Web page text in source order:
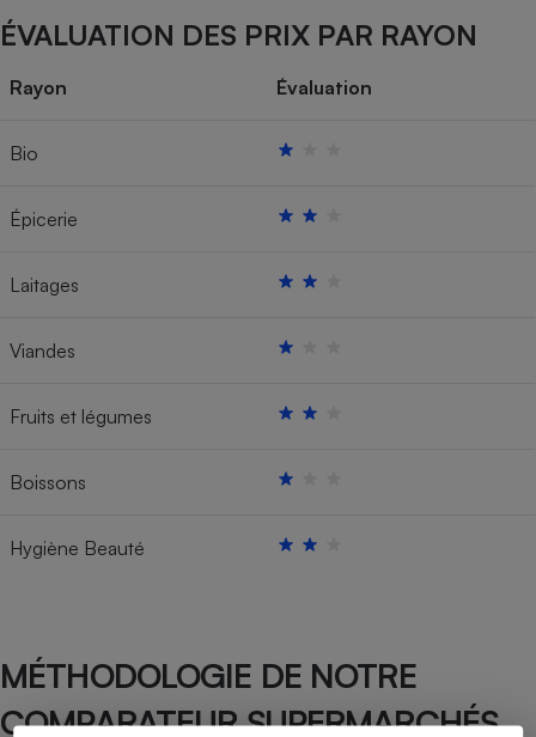
ÉVALUATION DES PRIX PAR RAYON
Rayon Évaluation
Bio
Épicerie
Laitages
Viandes
Fruits et légumes
Boissons
Hygiène Beauté
MÉTHODOLOGIE DE NOTRE
COMPARATEUR SUPERMARCHÉS